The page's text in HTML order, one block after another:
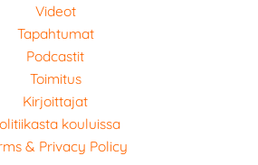
Videot
Tapahtumat
Podcastit
Toimitus
Kirjoittajat
kouluissa
& Privacy Policy